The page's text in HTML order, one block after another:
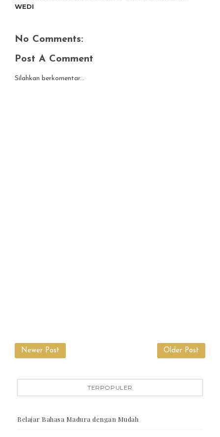
WEDI
No Comments:
Post A Comment
Silahkan berkomentar...
Newer Post Older Post
TERPOPULER
Belajar Bahasa Madura dengan Mudah